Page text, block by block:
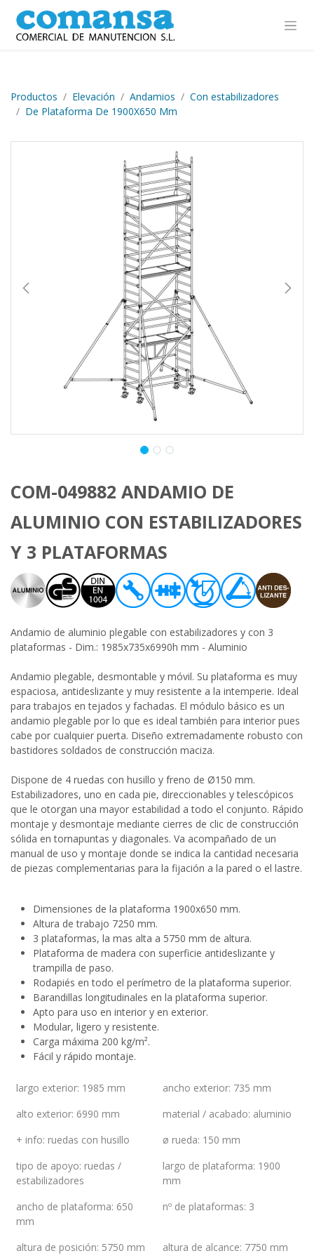
Ir al contenido
Productos Elevación Andamios
Con estabilizadores
De Plataforma De 1900X650 Mm
COM-049882 ANDAMIO DE
ALUMINIO CON ESTABILIZADORES
Y 3 PLATAFORMAS
Andamio de aluminio plegable con estabilizadores y con 3
plataformas - Dim.: 1985x735x6990h mm - Aluminio
Andamio plegable, desmontable y móvil. Su plataforma es muy
espaciosa, antideslizante y muy resistente a la intemperie. Ideal
para trabajos en tejados y fachadas. El módulo básico es un
andamio plegable por lo que es ideal también para interior pues
cabe por cualquier puerta. Diseño extremadamente robusto con
bastidores soldados de construcción maciza.
Dispone de 4 ruedas con husillo y freno de Ø150 mm.
Estabilizadores, uno en cada pie, direccionables y telescópicos
que le otorgan una mayor estabilidad a todo el conjunto. Rápido
montaje y desmontaje mediante cierres de clic de construcción
sólida en tornapuntas y diagonales. Va acompañado de un
manual de uso y montaje donde se indica la cantidad necesaria
de piezas complementarias para la fijación a la pared o el lastre.
Dimensiones de la plataforma 1900x650 mm.
Altura de trabajo 7250 mm.
3 plataformas, la mas alta a 5750 mm de altura.
Plataforma de madera con superficie antideslizante y
trampilla de paso.
Rodapiés en todo el perímetro de la plataforma superior.
Barandillas longitudinales en la plataforma superior.
Apto para uso en interior y en exterior.
Modular, ligero y resistente.
Carga máxima 200 kg/m².
Fácil y rápido montaje.
largo exterior: 1985 mm ancho exterior: 735 mm
alto exterior: 6990 mm material / acabado: aluminio
+ info: ruedas con husillo ø rueda: 150 mm
tipo de apoyo: ruedas /
estabilizadores
largo de plataforma: 1900
mm
ancho de plataforma: 650
mm
nº de plataformas: 3
altura de posición: 5750 mm altura de alcance: 7750 mm